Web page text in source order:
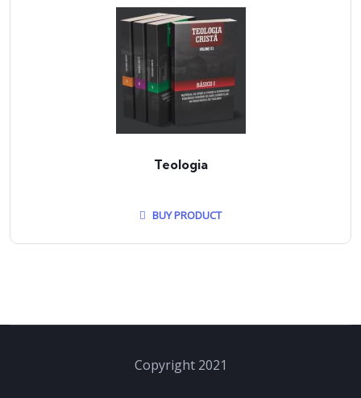
Teologia
BUY PRODUCT
Copyright 2021